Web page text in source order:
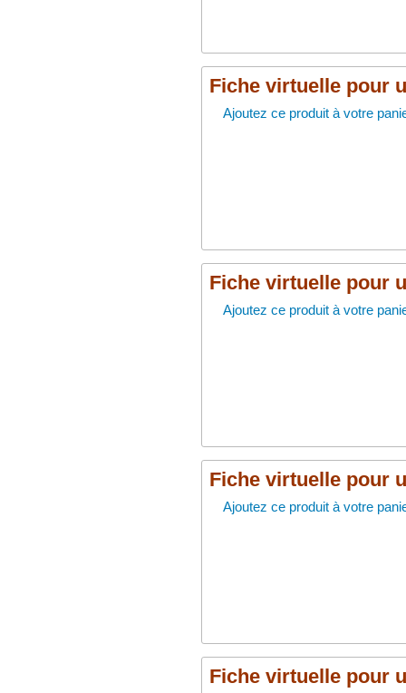
Fiche virtuelle pour
Ajoutez ce produit à votre
Fiche virtuelle pour
Ajoutez ce produit à votre
Fiche virtuelle pour
Ajoutez ce produit à votre
Fiche virtuelle pour